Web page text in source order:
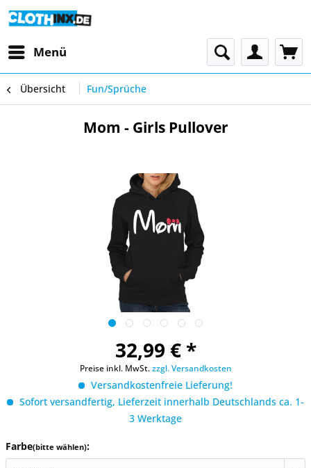
Menü
Übersicht Fun/Sprüche
Mom - Girls Pullover
32,99 € *
Preise inkl. MwSt.zzgl. Versandkosten
Versandkostenfreie Lieferung!
Sofort versandfertig, Lieferzeit innerhalb Deutschlands ca. 1-
3 Werktage
Farbe(bitte wählen):